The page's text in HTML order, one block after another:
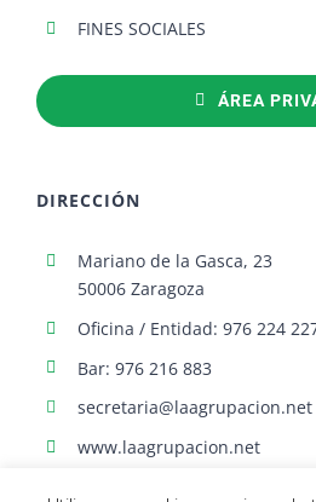
FINES SOCIALES
ÁREA
DIRECCIÓN
Mariano de la Gasca, 23
50006 Zaragoza
Oficina / Entidad: 976 224
Bar: 976 216 883
secretaria@laagrupacion.net
www.laagrupacion.net